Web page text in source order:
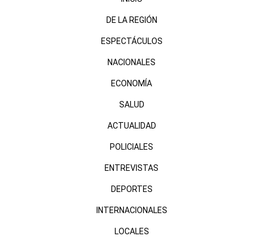
DE LA REGIÓN
ESPECTÁCULOS
NACIONALES
ECONOMÍA
SALUD
ACTUALIDAD
POLICIALES
ENTREVISTAS
DEPORTES
INTERNACIONALES
LOCALES